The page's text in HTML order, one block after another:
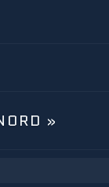
»